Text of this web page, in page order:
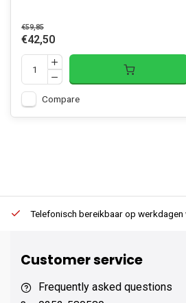
€59,85
€42,50
Compare
Telefonisch bereikbaar op
Customer service
Frequently asked questions